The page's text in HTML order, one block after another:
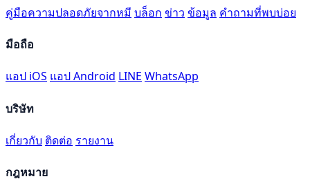
คู่มือความปลอดภัยจากหมี บล็อก ข่าว ข้อมูล คำถามที่พบบ่อย
มือถือ
แอป iOS แอป Android LINE WhatsApp
บริษัท
เกี่ยวกับ ติดต่อ รายงาน
กฎหมาย